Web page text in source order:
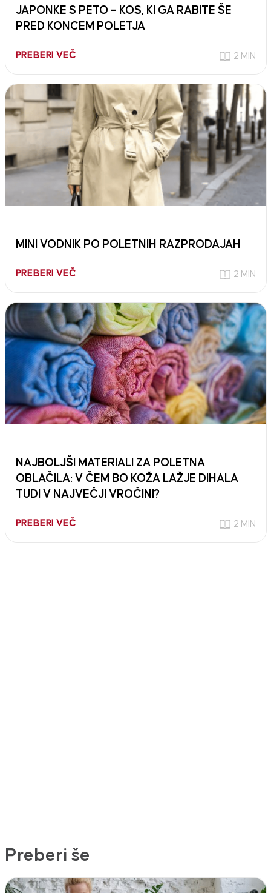
JAPONKE S PETO – KOS, KI GA RABITE ŠE
PRED KONCEM POLETJA
PREBERI VEČ 2 MIN
MINI VODNIK PO POLETNIH RAZPRODAJAH
PREBERI VEČ 2 MIN
NAJBOLJŠI MATERIALI ZA POLETNA
OBLAČILA: V ČEM BO KOŽA LAŽJE DIHALA
TUDI V NAJVEČJI VROČINI?
PREBERI VEČ 2 MIN
Preberi še